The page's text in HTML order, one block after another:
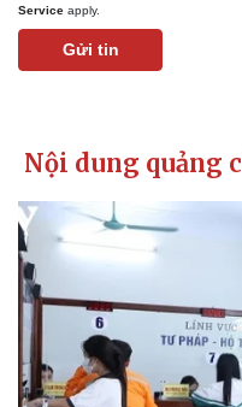
Bóng đá
Lịch thi đấu bóng đá
Thế giới thể thao
eSports
Hậu trường
Service apply.
Gửi tin